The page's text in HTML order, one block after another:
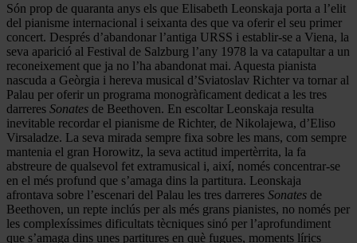
Són prop de quaranta anys els que Elisabeth Leonskaja porta a l’elit
del pianisme internacional i seixanta des que va oferir el seu primer
concert. Després d’abandonar l’antiga URSS i establir-se a Viena, la
seva aparició al Festival de Salzburg l’any 1978 la va catapultar a un
reconeixement que ja no l’ha abandonat mai. Aquesta pianista
nascuda a Geòrgia i hereva musical d’Sviatoslav Richter va tornar al
Palau per oferir un programa monogràficament dedicat a les tres
darreres Sonates de Beethoven. En escoltar Leonskaja resulta
inevitable recordar el pianisme de Richter, de Nikolajewa, d’Eliso
Virsaladze. La seva mirada sempre fixa sobre les mans, com sempre
mantenia el gran Horowitz, la seva actitud impertèrrita, la fa
abstreure de qualsevol fet extramusical i, així, només concentrar-se
en el més profund que s’amaga dins la partitura. Leonskaja
afrontava sobre l’escenari del Palau les tres darreres Sonates de
Beethoven, un repte inclús per als més grans pianistes, no només per
les complexíssimes dificultats tècniques sinó per l’aprofundiment
que s’amaga dins unes partitures en què fugues, moments lírics